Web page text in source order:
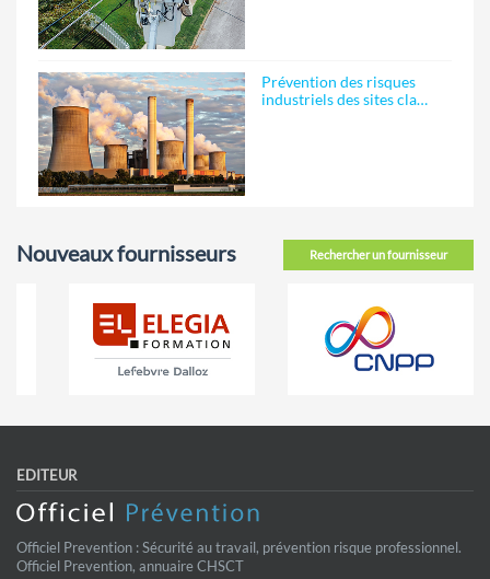
Prévention des risques
industriels des sites cla…
Rechercher un fournisseur
Nouveaux fournisseurs
EDITEUR
Officiel Prevention : Sécurité au travail, prévention risque professionnel.
Officiel Prevention, annuaire CHSCT